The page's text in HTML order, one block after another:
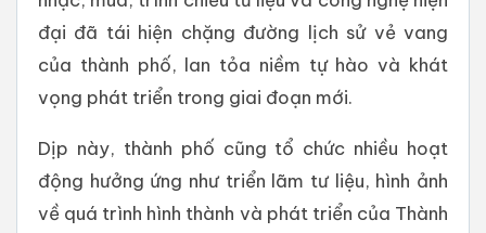
đại đã tái hiện chặng đường lịch sử vẻ vang
của thành phố, lan tỏa niềm tự hào và khát
vọng phát triển trong giai đoạn mới.
Dịp này, thành phố cũng tổ chức nhiều hoạt
động hưởng ứng như triển lãm tư liệu, hình ảnh
về quá trình hình thành và phát triển của Thành